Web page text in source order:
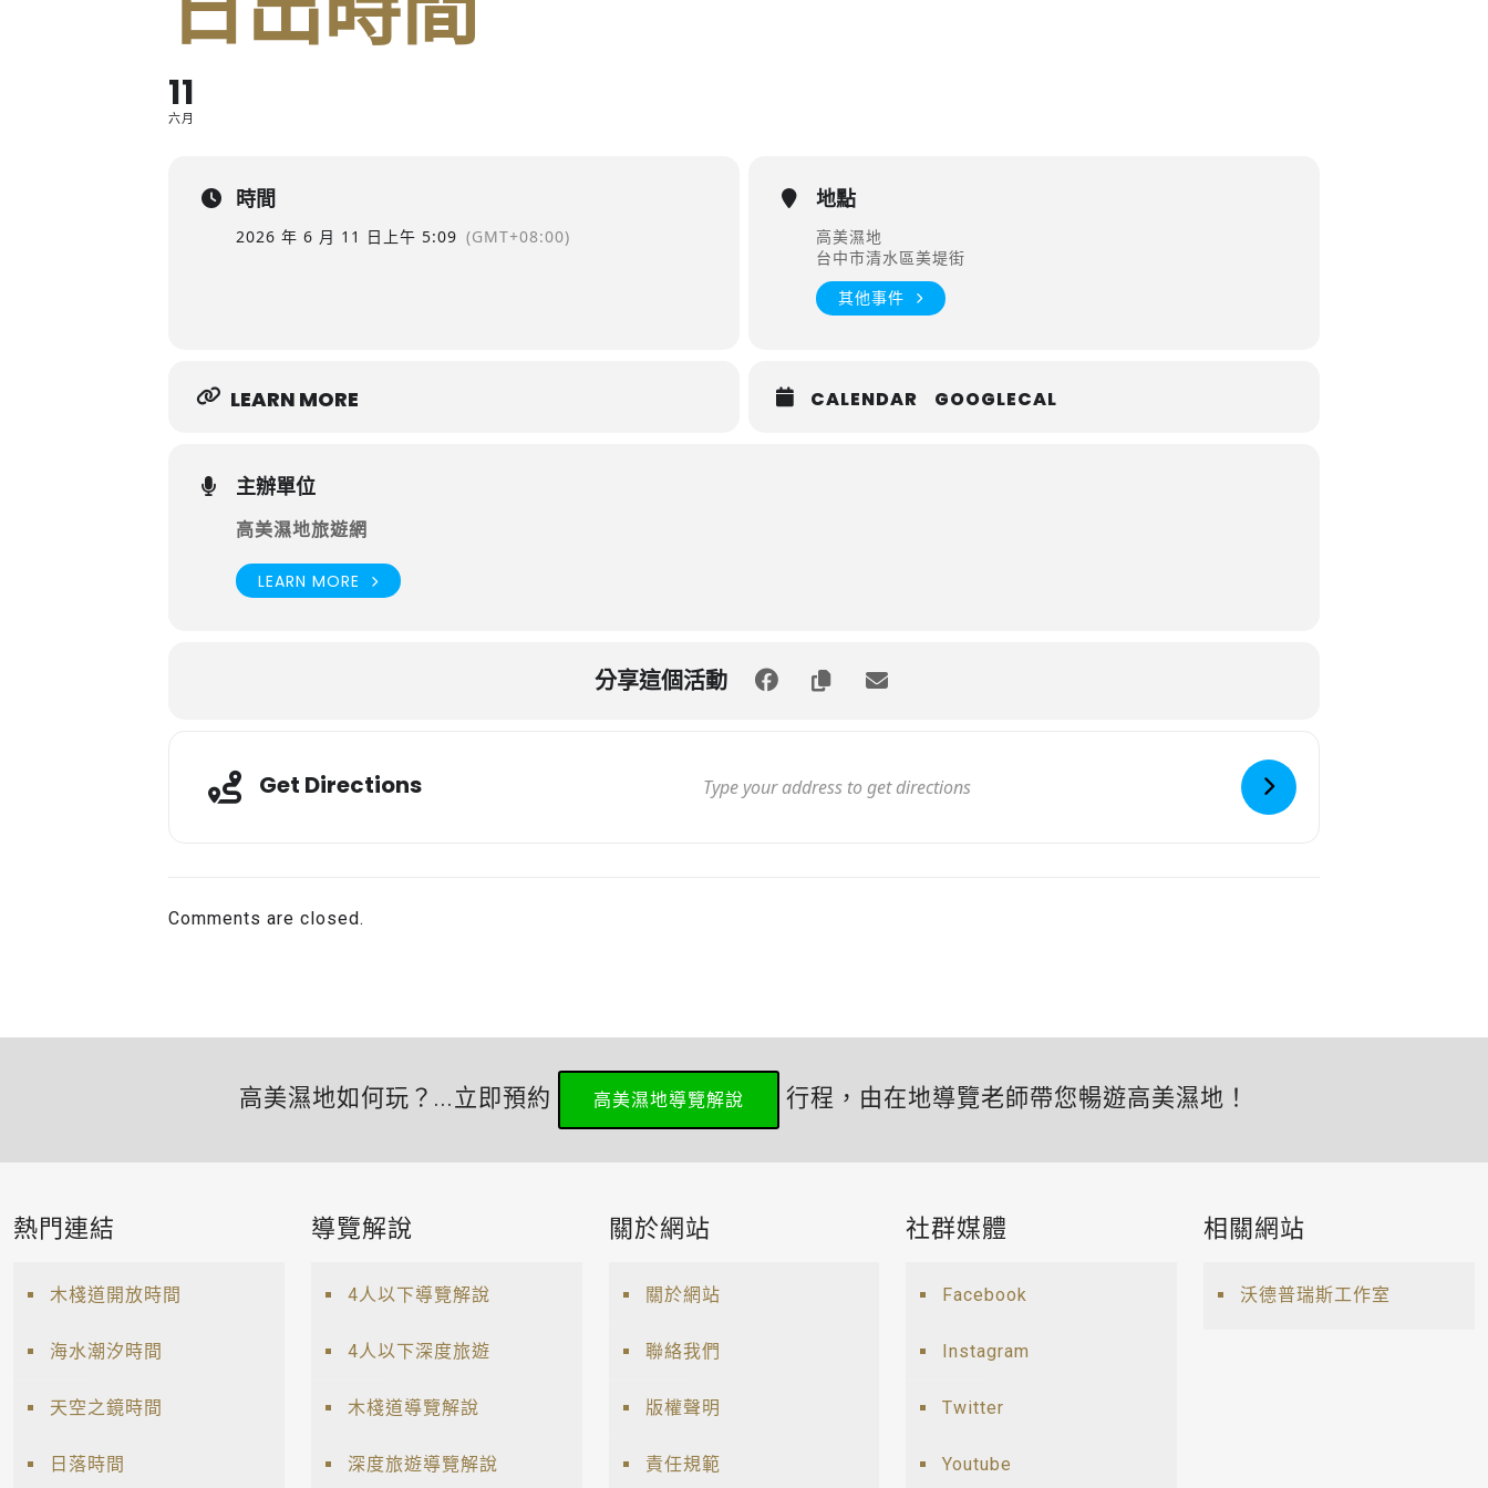
11
六月
時間
2026 年 6 月 11 日 上午 5:09 (GMT+08:00)
地點
高美濕地
台中市清水區美堤街
其他事件
LEARN MORE CALENDAR GOOGLECAL
主辦單位
高美濕地旅遊網
LEARN MORE
分享這個活動
Get Directions
Comments are closed.
高美濕地如何玩？...立即預約 高美濕地導覽解說 行程，由在地導覽老師帶您暢遊高美濕地！
熱門連結
木棧道開放時間
海水潮汐時間
天空之鏡時間
日落時間
導覽解說
4人以下導覽解說
4人以下深度旅遊
木棧道導覽解說
深度旅遊導覽解說
關於網站
關於網站
聯絡我們
版權聲明
責任規範
社群媒體
Facebook
Instagram
Twitter
Youtube
相關網站
沃德普瑞斯工作室